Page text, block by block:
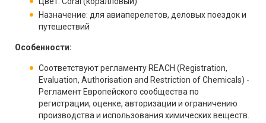
Назначение: для авиаперелетов, деловых поездок и
путешествий
Особенности:
Соответствуют регламенту REACH (Registration,
Evaluation, Authorisation and Restriction of Chemicals) -
Регламент Европейского сообщества по
регистрации, оценке, авторизации и ограничению
производства и использования химических веществ.